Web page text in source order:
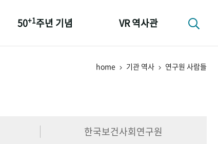
50+1주년 기념
세계와 함께 한 KIHASA
VR 역사관
home 기관 역사 연구원 사람들
한국보건사회연구원